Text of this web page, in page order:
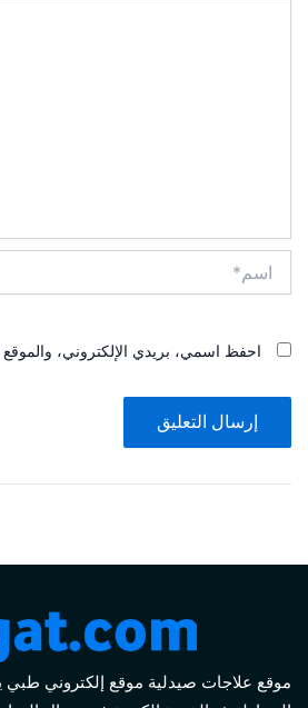
احفظ اسمي، بريدي الإلكتروني، والموقع
موقع علاجات صيدلية موقع إلكتروني